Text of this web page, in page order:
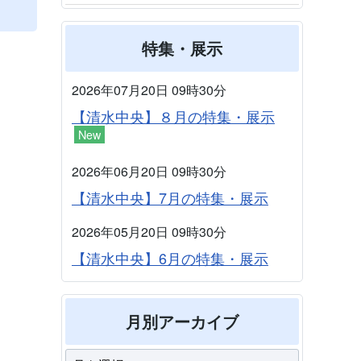
特集・展示
2026年07月20日 09時30分
【清水中央】８月の特集・展示
New
2026年06月20日 09時30分
【清水中央】7月の特集・展示
2026年05月20日 09時30分
【清水中央】6月の特集・展示
月別アーカイブ